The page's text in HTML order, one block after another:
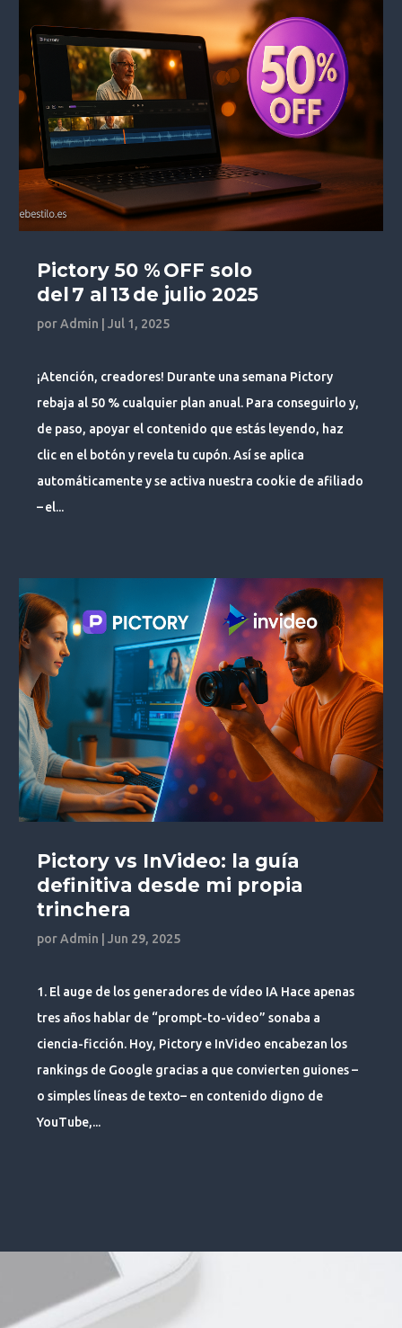
Pictory 50 % OFF solo
del 7 al 13 de julio 2025
porAdmin |Jul 1, 2025
¡Atención, creadores! Durante una semana Pictory
rebaja al 50 % cualquier plan anual. Para conseguirlo y,
de paso, apoyar el contenido que estás leyendo, haz
clic en el botón y revela tu cupón. Así se aplica
automáticamente y se activa nuestra cookie de afiliado
– el...
Pictory vs InVideo: la guía
definitiva desde mi propia
trinchera
porAdmin |Jun 29, 2025
1. El auge de los generadores de vídeo IA Hace apenas
tres años hablar de “prompt-to-video” sonaba a
ciencia-ficción. Hoy, Pictory e InVideo encabezan los
rankings de Google gracias a que convierten guiones –
o simples líneas de texto– en contenido digno de
YouTube,...